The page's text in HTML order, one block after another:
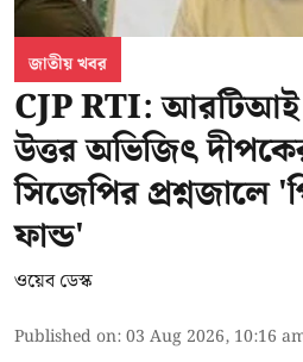
জাতীয় খবর
CJP RTI: আরটিআই
উত্তর অভিজিৎ
সিজেপির প্রশ্নজালে
ফান্ড'
ওয়েব ডেস্ক
Published on:03 Aug 2026, 10:16